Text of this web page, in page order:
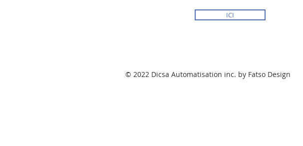
ICI
© 2022 Dicsa Automatisation inc. by Fatso Design